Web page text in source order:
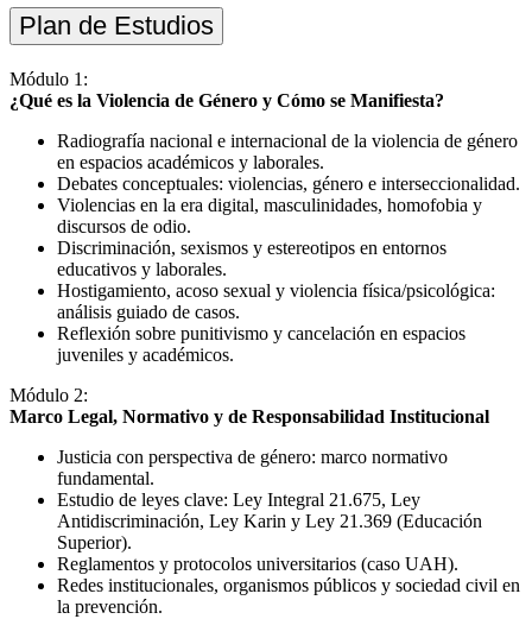
Plan de Estudios
Módulo 1:
¿Qué es la Violencia de Género y Cómo se Manifiesta?
Radiografía nacional e internacional de la violencia de género
en espacios académicos y laborales.
Debates conceptuales: violencias, género e interseccionalidad.
Violencias en la era digital, masculinidades, homofobia y
discursos de odio.
Discriminación, sexismos y estereotipos en entornos
educativos y laborales.
Hostigamiento, acoso sexual y violencia física/psicológica:
análisis guiado de casos.
Reflexión sobre punitivismo y cancelación en espacios
juveniles y académicos.
Módulo 2:
Marco Legal, Normativo y de Responsabilidad Institucional
Justicia con perspectiva de género: marco normativo
fundamental.
Estudio de leyes clave: Ley Integral 21.675, Ley
Antidiscriminación, Ley Karin y Ley 21.369 (Educación
Superior).
Reglamentos y protocolos universitarios (caso UAH).
Redes institucionales, organismos públicos y sociedad civil en
la prevención.